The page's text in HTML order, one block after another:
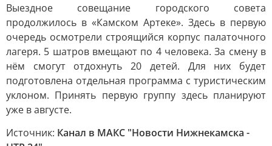
Выездное совещание городского совета
продолжилось в «Камском Артеке». Здесь в первую
очередь осмотрели строящийся корпус палаточного
лагеря. 5 шатров вмещают по 4 человека. За смену в
нём смогут отдохнуть 20 детей. Для них будет
подготовлена отдельная программа с туристическим
уклоном. Принять первую группу здесь планируют
уже в августе.
Источник: Канал в МАКС "Новости Нижнекамска -